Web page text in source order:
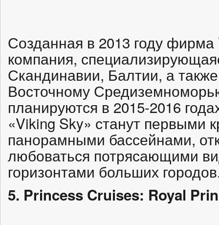
Созданная в 2013 году
компания,
Скандинавии, Балтии, а
Восточному
планируются в 2015-2016
«Viking Sky» станут первыми
панорамными бассейнами,
любоваться потрясающими
горизонтами больших
5. Princess Cruises: Royal